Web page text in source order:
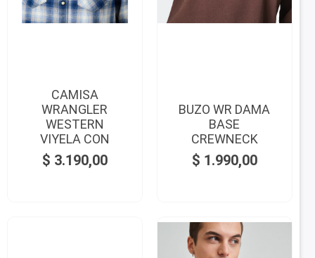
CAMISA
WRANGLER
WESTERN
VIYELA CON
$ 3.190,00
BUZO WR DAMA
BASE
CREWNECK
$ 1.990,00